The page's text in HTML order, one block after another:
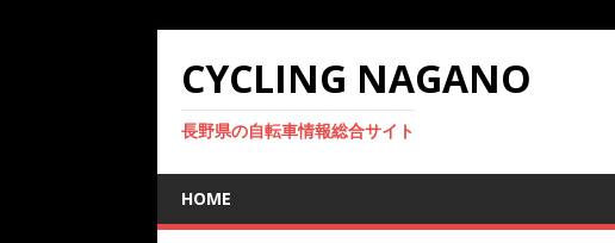
CYCLING NAGANO
長野県の自転車情報総合サイト
HOME